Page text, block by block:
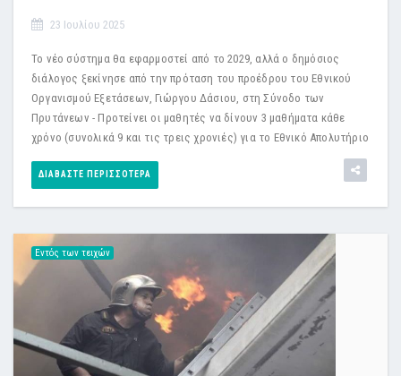
23 Ιουλίου 2025
Το νέο σύστημα θα εφαρμοστεί από το 2029, αλλά ο δημόσιος
διάλογος ξεκίνησε από την πρόταση του προέδρου του Εθνικού
Οργανισμού Εξετάσεων, Γιώργου Δάσιου, στη Σύνοδο των
Πρυτάνεων - Προτείνει οι μαθητές να δίνουν 3 μαθήματα κάθε
χρόνο (συνολικά 9 και τις τρεις χρονιές) για το Εθνικό Απολυτήριο
ΔΙΑΒΆΣΤΕ ΠΕΡΙΣΣΌΤΕΡΑ
Εντός των τειχών